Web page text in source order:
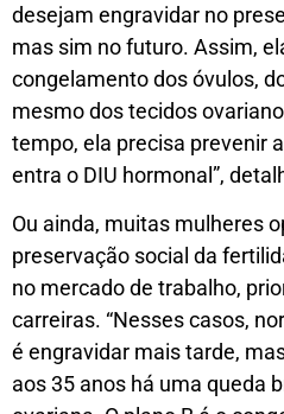
desejam engravidar no
mas sim no futuro. Assim,
congelamento dos óvulos,
mesmo dos tecidos
tempo, ela precisa prevenir
entra o DIU hormonal”,
Ou ainda, muitas mulheres
preservação social da
no mercado de trabalho,
carreiras. “Nesses casos,
é engravidar mais tarde,
aos 35 anos há uma queda